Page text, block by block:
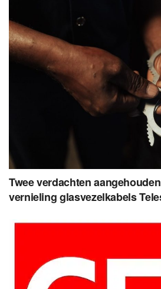
Twee verdachten
vernieling glasvezelkabels